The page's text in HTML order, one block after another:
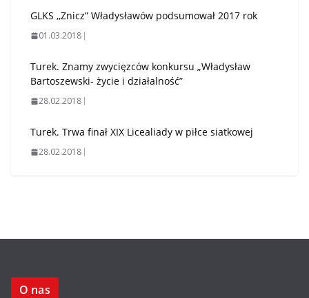
GLKS ,,Znicz” Władysławów podsumował 2017 rok
01.03.2018
Turek. Znamy zwycięzców konkursu „Władysław
Bartoszewski- życie i działalność”
28.02.2018
Turek. Trwa finał XIX Licealiady w piłce siatkowej
28.02.2018
O nas